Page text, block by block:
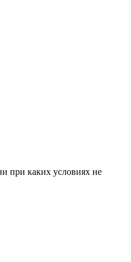
при каких условиях не